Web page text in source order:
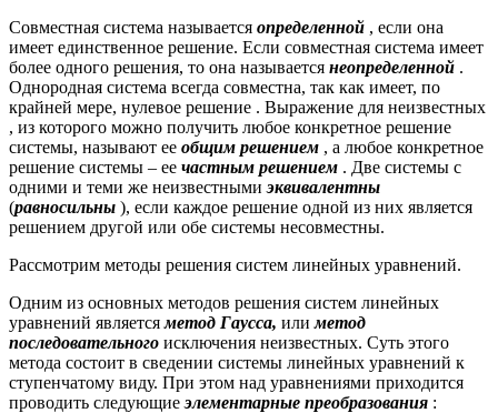
Совместная система называется определенной , если она
имеет единственное решение. Если совместная система имеет
более одного решения, то она называется неопределенной .
Однородная система всегда совместна, так как имеет, по
крайней мере, нулевое решение . Выражение для неизвестных
, из которого можно получить любое конкретное решение
системы, называют ее общим решением , а любое конкретное
решение системы – ее частным решением . Две системы с
одними и теми же неизвестнымиэквивалентны
(равносильны ), если каждое решение одной из них является
решением другой или обе системы несовместны.
Рассмотрим методы решения систем линейных уравнений.
Одним из основных методов решения систем линейных
уравнений являетсяметод Гаусса, илиметод
последовательного исключения неизвестных. Суть этого
метода состоит в сведении системы линейных уравнений к
ступенчатому виду. При этом над уравнениями приходится
проводить следующиеэлементарные преобразования :